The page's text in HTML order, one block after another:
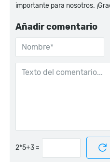
importante para nosotros.
Añadir comentario
=